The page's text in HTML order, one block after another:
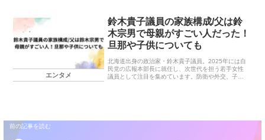
エンタメ
鈴木貴子議員の家族構成/父は鈴
木宗男で母親がすごい人だった！
旦那や子供についても
北海道出身の政治家・鈴木貴子議員。2025年には自
民党の広報本部長に就任し、次世代を担う若手女性
議員として注目を集めています。防衛や外交、子ど